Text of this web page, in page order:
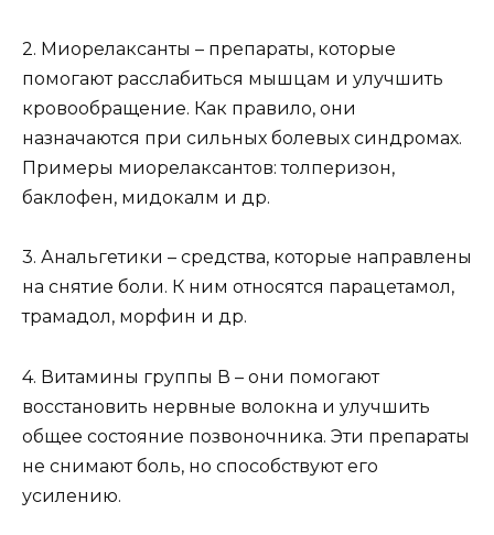
2. Миорелаксанты – препараты, которые
помогают расслабиться мышцам и улучшить
кровообращение. Как правило, они
назначаются при сильных болевых синдромах.
Примеры миорелаксантов: толперизон,
баклофен, мидокалм и др.
3. Анальгетики – средства, которые направлены
на снятие боли. К ним относятся парацетамол,
трамадол, морфин и др.
4. Витамины группы В – они помогают
восстановить нервные волокна и улучшить
общее состояние позвоночника. Эти препараты
не снимают боль, но способствуют его
усилению.